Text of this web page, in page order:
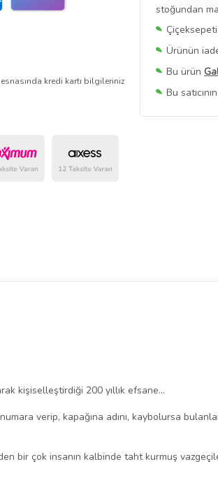
stoğundan
Ürünün
Bu ürün
Bu
Bu
kredi kartı bilgileriniz
kişiselleştirdiği 200 yıllık efsane...
verip, kapağına adını, kaybolursa
bir çok insanın kalbinde taht kurmuş